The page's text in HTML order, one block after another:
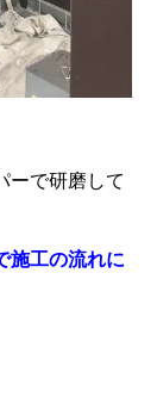
ーで研磨して
施工の流れに